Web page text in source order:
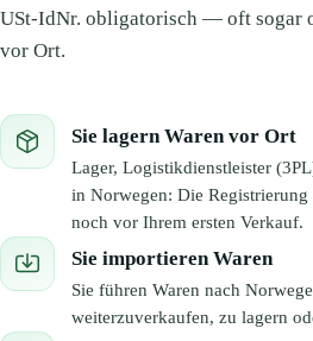
USt-IdNr. obligatorisch — oft sogar
vor Ort.
Sie lagern Waren vor Ort
Lager, Logistikdienstleister
in Norwegen: Die
noch vor Ihrem ersten Verkauf.
Sie importieren Waren
Sie führen Waren nach
weiterzuverkaufen, zu lagern